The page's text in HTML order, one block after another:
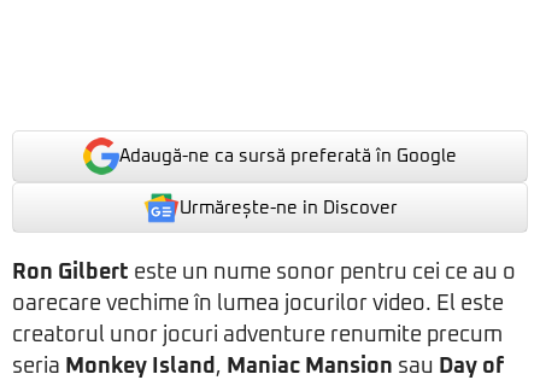
Adaugă-ne ca sursă preferată în Google
Urmărește-ne in Discover
Ron Gilbert este un nume sonor pentru cei ce au o
oarecare vechime în lumea jocurilor video. El este
creatorul unor jocuri adventure renumite precum
seria Monkey Island , Maniac Mansion sau Day of